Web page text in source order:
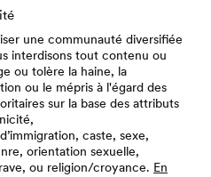
une communauté diversifiée
interdisons tout contenu ou
ou tolère la haine, la
ou le mépris à l'égard des
sur la base des attributs
caste, sexe,
orientation sexuelle,
ou religion/croyance. En